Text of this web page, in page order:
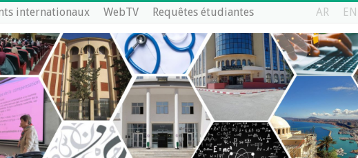
internationaux WebTV Requêtes étudiantes AR EN